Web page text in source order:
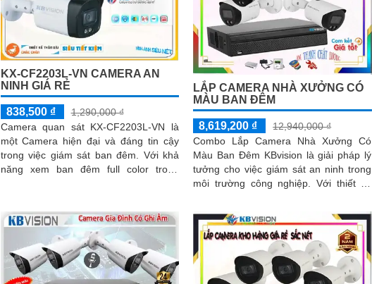
KX-CF2203L-VN CAMERA AN
NINH GIÁ RẺ
838,500 ₫
1,290,000 ₫
Camera quan sát KX-CF2203L-VN là
một Camera hiện đại và đáng tin cậy
trong việc giám sát ban đêm. Với khả
năng xem ban đêm full color trong
khi ban đêm
LẮP CAMERA NHÀ XƯỞNG CÓ
MÀU BAN ĐÊM
8,619,200 ₫
12,940,000 ₫
Combo Lắp Camera Nhà Xưởng Có
Màu Ban Đêm KBvision là giải pháp lý
tưởng cho việc giám sát an ninh trong
môi trường công nghiệp. Với thiết kế